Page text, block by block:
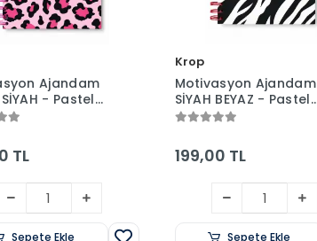
Ajandam
SİYAH - Pastel
-
TL
Sepete Ekle
Krop
Motivasyon Ajandam
SİYAH BEYAZ - Pastel
Seri - Stickerlı -
Sert Kapak
199,00 TL
Sepete Ekle